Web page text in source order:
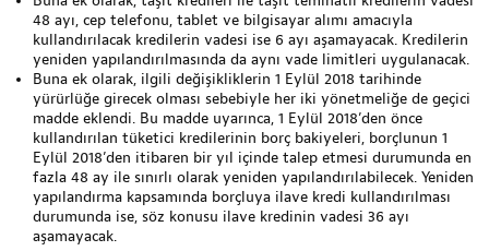
48 ayı, cep telefonu, tablet ve bilgisayar alımı amacıyla
kullandırılacak kredilerin vadesi ise 6 ayı aşamayacak. Kredilerin
yeniden yapılandırılmasında da aynı vade limitleri uygulanacak.
Buna ek olarak, ilgili değişikliklerin 1 Eylül 2018 tarihinde
yürürlüğe girecek olması sebebiyle her iki yönetmeliğe de geçici
madde eklendi. Bu madde uyarınca, 1 Eylül 2018’den önce
kullandırılan tüketici kredilerinin borç bakiyeleri, borçlunun 1
Eylül 2018’den itibaren bir yıl içinde talep etmesi durumunda en
fazla 48 ay ile sınırlı olarak yeniden yapılandırılabilecek. Yeniden
yapılandırma kapsamında borçluya ilave kredi kullandırılması
durumunda ise, söz konusu ilave kredinin vadesi 36 ayı
aşamayacak.